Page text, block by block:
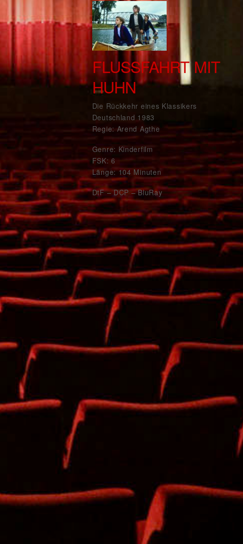
FLUSSFAHRT MIT
HUHN
Die Rückkehr eines Klassikers
Deutschland 1983
Regie: Arend Agthe
Genre: Kinderfilm
FSK: 6
Länge: 104 Minuten
DtF – DCP – BluRay